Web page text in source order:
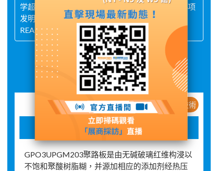
学超低温结构材料研发支持单位。公司拥有授权4项
发明以及20多项实用新型专利。产品通过ROHS、
REACH、UL、SGS等相关认证。
展品詳情
新産品 / 新技術
聚酯板材
GPO3UPGM203聚路板是由无碱破璃红维构浸以
不饱和聚酸树脂糊，并源加相应的添加剂经热压